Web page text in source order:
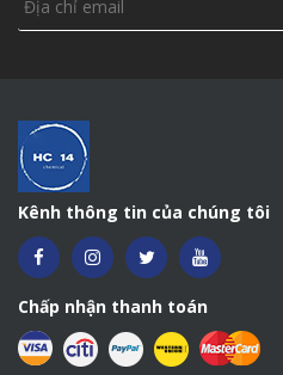
Kênh thông tin của chúng tôi
Chấp nhận thanh toán